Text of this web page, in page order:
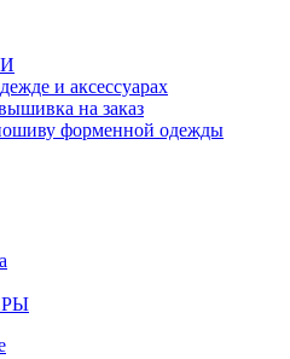
и аксессуарах
на заказ
форменной одежды